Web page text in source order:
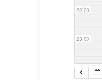
22:00
23:00